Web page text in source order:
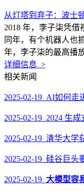
从灯塔到弃子：波士
2018 年，李子柒凭借
同年，有个机器人也
年，李子柒的最高播
详细信息 >
相关新闻
2025-02-19 AI如何走
2025-02-19 2024 生
2025-02-19 清华大学
2025-02-19 硅谷巨头
2025-02-19 大模型容